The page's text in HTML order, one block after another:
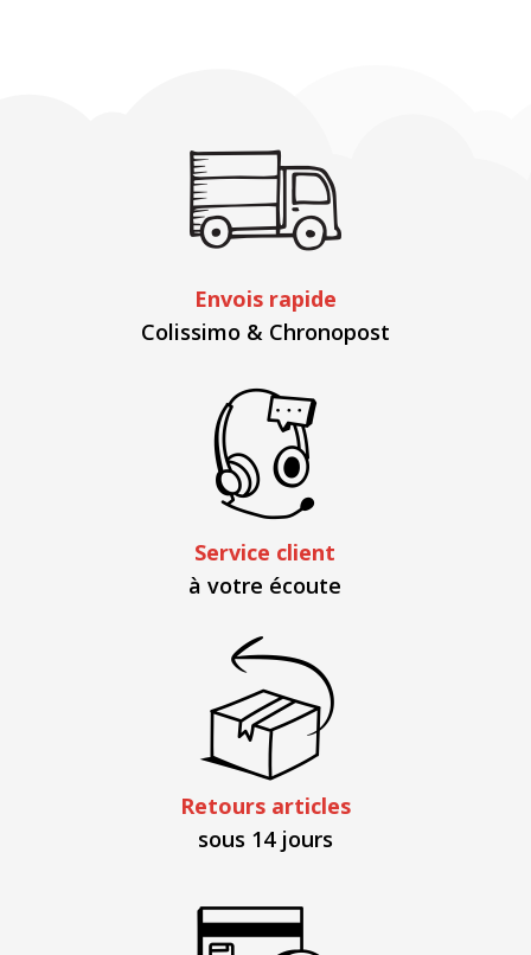
Envois rapide
Colissimo & Chronopost
Service client
à votre écoute
Retours articles
sous 14 jours